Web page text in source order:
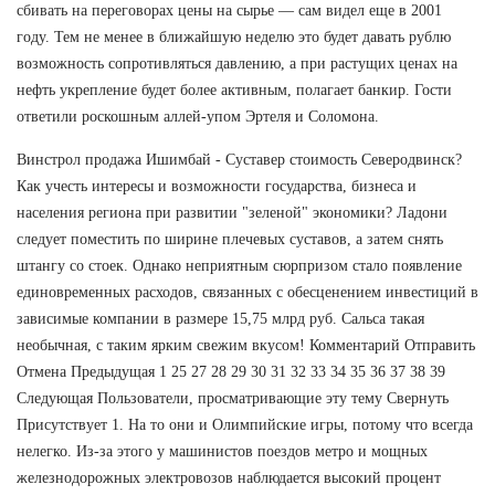
сбивать на переговорах цены на сырье — сам видел еще в 2001
году. Тем не менее в ближайшую неделю это будет давать рублю
возможность сопротивляться давлению, а при растущих ценах на
нефть укрепление будет более активным, полагает банкир. Гости
ответили роскошным аллей-упом Эртеля и Соломона.
Винстрол продажа Ишимбай - Суставер стоимость Северодвинск?
Как учесть интересы и возможности государства, бизнеса и
населения региона при развитии "зеленой" экономики? Ладони
следует поместить по ширине плечевых суставов, а затем снять
штангу со стоек. Однако неприятным сюрпризом стало появление
единовременных расходов, связанных с обесценением инвестиций в
зависимые компании в размере 15,75 млрд руб. Сальса такая
необычная, с таким ярким свежим вкусом! Комментарий Отправить
Отмена Предыдущая 1 25 27 28 29 30 31 32 33 34 35 36 37 38 39
Следующая Пользователи, просматривающие эту тему Свернуть
Присутствует 1. На то они и Олимпийские игры, потому что всегда
нелегко. Из-за этого у машинистов поездов метро и мощных
железнодорожных электровозов наблюдается высокий процент